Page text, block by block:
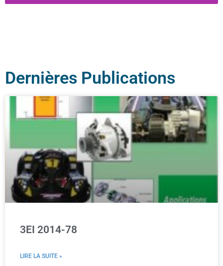
Dernières Publications
3EI 2014-78
LIRE LA SUITE »